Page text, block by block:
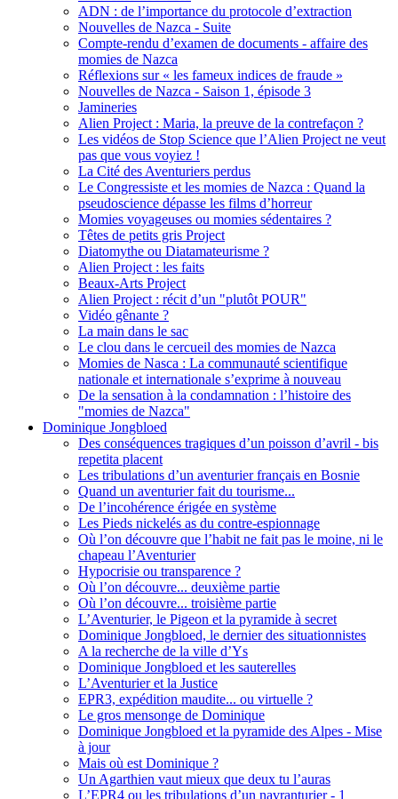
ADN : de l’importance du protocole d’extraction
Nouvelles de Nazca - Suite
Compte-rendu d’examen de documents - affaire des
momies de Nazca
Réflexions sur « les fameux indices de fraude »
Nouvelles de Nazca - Saison 1, épisode 3
Jamineries
Alien Project : Maria, la preuve de la contrefaçon ?
Les vidéos de Stop Science que l’Alien Project ne veut
pas que vous voyiez !
La Cité des Aventuriers perdus
Le Congressiste et les momies de Nazca : Quand la
pseudoscience dépasse les films d’horreur
Momies voyageuses ou momies sédentaires ?
Têtes de petits gris Project
Diatomythe ou Diatamateurisme ?
Alien Project : les faits
Beaux-Arts Project
Alien Project : récit d’un "plutôt POUR"
Vidéo gênante ?
La main dans le sac
Le clou dans le cercueil des momies de Nazca
Momies de Nasca : La communauté scientifique
nationale et internationale s’exprime à nouveau
De la sensation à la condamnation : l’histoire des
"momies de Nazca"
Dominique Jongbloed
Des conséquences tragiques d’un poisson d’avril - bis
repetita placent
Les tribulations d’un aventurier français en Bosnie
Quand un aventurier fait du tourisme...
De l’incohérence érigée en système
Les Pieds nickelés as du contre-espionnage
Où l’on découvre que l’habit ne fait pas le moine, ni le
chapeau l’Aventurier
Hypocrisie ou transparence ?
Où l’on découvre... deuxième partie
Où l’on découvre... troisième partie
L’Aventurier, le Pigeon et la pyramide à secret
Dominique Jongbloed, le dernier des situationnistes
A la recherche de la ville d’Ys
Dominique Jongbloed et les sauterelles
L’Aventurier et la Justice
EPR3, expédition maudite... ou virtuelle ?
Le gros mensonge de Dominique
Dominique Jongbloed et la pyramide des Alpes - Mise
à jour
Mais où est Dominique ?
Un Agarthien vaut mieux que deux tu l’auras
L’EPR4 ou les tribulations d’un navranturier - 1